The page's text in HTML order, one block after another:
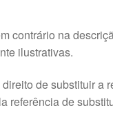
contrário na
ilustrativas.
de substituir a
referência de